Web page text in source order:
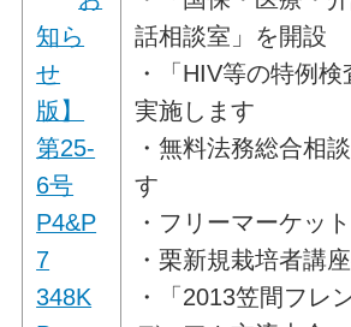
知ら
せ
版】
第25-
6号
P4&P
7
348K
話相談室」を開設
・「HIV等の特例
実施します
・無料法務総合相
す
・フリーマーケッ
・栗新規栽培者講
・「2013笠間フレ